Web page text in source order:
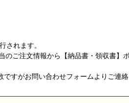
されます。
ご注文情報から【納品書・領収書】
すがお問い合わせフォームよりご連